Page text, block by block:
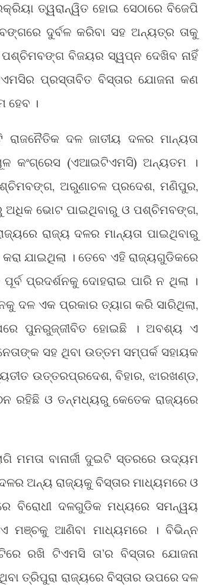
ତ୍ୱରାନ୍ୱିତ ହୋଇ ସେଠାରେ ବିଜେପି
ଦୁର୍ବଳ କରିବା ସହ ଅନ୍ୟତ୍ର ତାକୁ
ବିଜୟର ସ୍ୱପ୍ନ ଦେଖିବ ନାହିଁ
ପ୍ରସ୍ତାବିତ ବିସ୍ତାର ଯୋଜନା କଣ
ହେବ ।
ଦଳ ଜାତୀୟ ଦଳର ମାନ୍ୟତା
କଂଗ୍ରେସ (ଏଆଇଟିଏମସି) ଅନ୍ୟତମ ।
ଅରୁଣାଚଳ ପ୍ରଦେଶ, ମଣିପୁର,
ଅଧିକ ଭୋଟ ପାଇଥିବାରୁ ଓ ପଶ୍ଚିମବଙ୍ଗ,
ରାଜ୍ୟ ଦଳର ମାନ୍ୟତା ପାଇଥିବାରୁ
ଯାଇଥିଲା । ତେବେ ଏହି ରାଜ୍ୟଗୁଡିକରେ
ପ୍ରଦର୍ଶନକୁ ଦୋହରାଇ ପାରି ନ ଥିଲା ।
ଦଳ ଏକ ପ୍ରକାର ତ୍ୟାଗ କରି ସାରିଥିଲା,
ପୁନରୁଜ୍ଜୀବିତ ହୋଇଛି । ଅବଶ୍ୟ ଏ
ସହ ଥିବା ଉତ୍ତମ ସମ୍ପର୍କ ସହାୟକ
ଉତ୍ତରପ୍ରଦେଶ, ବିହାର, ଝାରଖଣ୍ଡ,
ରହିଛି ଓ ତନ୍ମଧ୍ୟରୁ କେତେକ ରାଜ୍ୟରେ
ମମତା ବାନାର୍ଜୀ ଦୁଇଟି ସ୍ତରରେ ଉଦ୍ୟମ
ଅନ୍ୟ ରାଜ୍ୟକୁ ବିସ୍ତାର ମାଧ୍ୟମରେ ଓ
ବିରୋଧୀ ଦଳଗୁଡିକ ମଧ୍ୟରେ ସମନ୍ୱୟ
ମଞ୍ଚକୁ ଆଣିବା ମାଧ୍ୟମରେ । ବିଭିନ୍ନ
ରଖି ଟିଏମସି ତା’ର ବିସ୍ତାର ଯୋଜନା
ତ୍ରିପୁରା ରାଜ୍ୟରେ ବିସ୍ତାର ଉପରେ ଦଳ